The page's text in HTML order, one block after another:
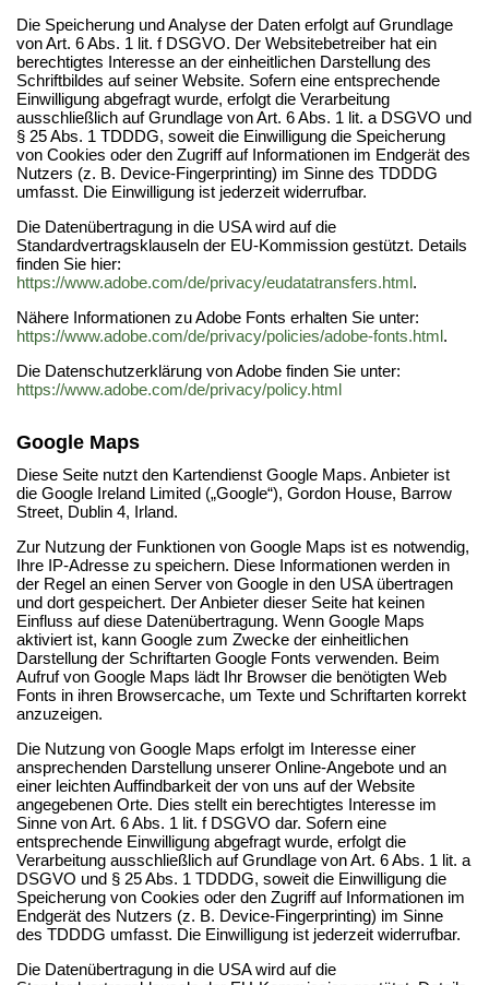
Die Speicherung und Analyse der Daten erfolgt auf Grundlage
von Art. 6 Abs. 1 lit. f DSGVO. Der Websitebetreiber hat ein
berechtigtes Interesse an der einheitlichen Darstellung des
Schriftbildes auf seiner Website. Sofern eine entsprechende
Einwilligung abgefragt wurde, erfolgt die Verarbeitung
ausschließlich auf Grundlage von Art. 6 Abs. 1 lit. a DSGVO und
§ 25 Abs. 1 TDDDG, soweit die Einwilligung die Speicherung
von Cookies oder den Zugriff auf Informationen im Endgerät des
Nutzers (z. B. Device-Fingerprinting) im Sinne des TDDDG
umfasst. Die Einwilligung ist jederzeit widerrufbar.
Die Datenübertragung in die USA wird auf die
Standardvertragsklauseln der EU-Kommission gestützt. Details
finden Sie hier:
https://www.adobe.com/de/privacy/eudatatransfers.html.
Nähere Informationen zu Adobe Fonts erhalten Sie unter:
https://www.adobe.com/de/privacy/policies/adobe-fonts.html.
Die Datenschutzerklärung von Adobe finden Sie unter:
https://www.adobe.com/de/privacy/policy.html
Google Maps
Diese Seite nutzt den Kartendienst Google Maps. Anbieter ist
die Google Ireland Limited („Google“), Gordon House, Barrow
Street, Dublin 4, Irland.
Zur Nutzung der Funktionen von Google Maps ist es notwendig,
Ihre IP-Adresse zu speichern. Diese Informationen werden in
der Regel an einen Server von Google in den USA übertragen
und dort gespeichert. Der Anbieter dieser Seite hat keinen
Einfluss auf diese Datenübertragung. Wenn Google Maps
aktiviert ist, kann Google zum Zwecke der einheitlichen
Darstellung der Schriftarten Google Fonts verwenden. Beim
Aufruf von Google Maps lädt Ihr Browser die benötigten Web
Fonts in ihren Browsercache, um Texte und Schriftarten korrekt
anzuzeigen.
Die Nutzung von Google Maps erfolgt im Interesse einer
ansprechenden Darstellung unserer Online-Angebote und an
einer leichten Auffindbarkeit der von uns auf der Website
angegebenen Orte. Dies stellt ein berechtigtes Interesse im
Sinne von Art. 6 Abs. 1 lit. f DSGVO dar. Sofern eine
entsprechende Einwilligung abgefragt wurde, erfolgt die
Verarbeitung ausschließlich auf Grundlage von Art. 6 Abs. 1 lit. a
DSGVO und § 25 Abs. 1 TDDDG, soweit die Einwilligung die
Speicherung von Cookies oder den Zugriff auf Informationen im
Endgerät des Nutzers (z. B. Device-Fingerprinting) im Sinne
des TDDDG umfasst. Die Einwilligung ist jederzeit widerrufbar.
Die Datenübertragung in die USA wird auf die